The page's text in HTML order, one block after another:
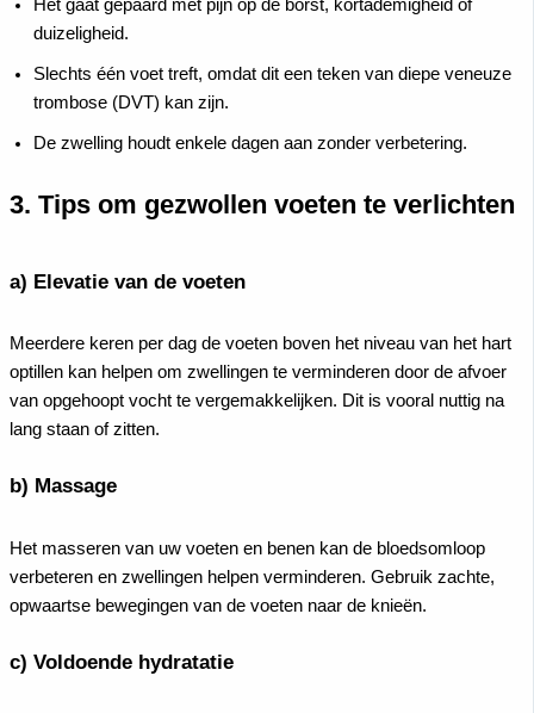
Het gaat gepaard met pijn op de borst, kortademigheid of
duizeligheid.
Slechts één voet treft, omdat dit een teken van diepe veneuze
trombose (DVT) kan zijn.
De zwelling houdt enkele dagen aan zonder verbetering.
3. Tips om gezwollen voeten te verlichten
a) Elevatie van de voeten
Meerdere keren per dag de voeten boven het niveau van het hart
optillen kan helpen om zwellingen te verminderen door de afvoer
van opgehoopt vocht te vergemakkelijken. Dit is vooral nuttig na
lang staan of zitten.
b) Massage
Het masseren van uw voeten en benen kan de bloedsomloop
verbeteren en zwellingen helpen verminderen. Gebruik zachte,
opwaartse bewegingen van de voeten naar de knieën.
c) Voldoende hydratatie